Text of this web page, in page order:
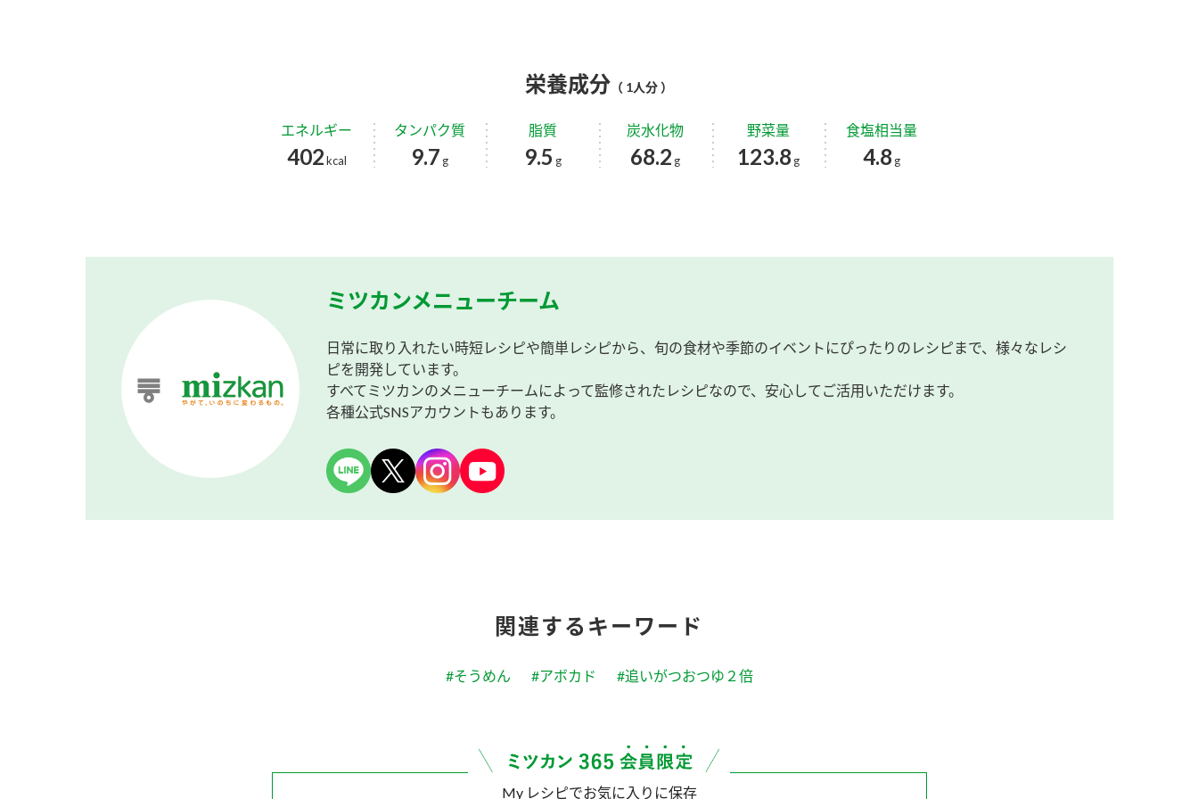
栄養成分 （ 1人分 ）
エネルギー
402kcal
タンパク質
9.7 g
脂質
9.5 g
炭水化物
68.2 g
野菜量
123.8 g
食塩相当量
4.8 g
ミツカンメニューチーム
日常に取り入れたい時短レシピや簡単レシピから、旬の食材や季節のイベントにぴったりのレシピまで、様々なレシ
ピを開発しています。
すべてミツカンのメニューチームによって監修されたレシピなので、安心してご活用いただけます。
各種公式SNSアカウントもあります。
関連するキーワード
#そうめん #アボカド #追いがつおつゆ２倍
My レシピでお気に入りに保存